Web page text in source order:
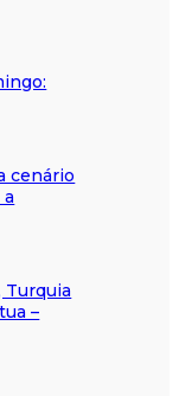
cenário
Turquia
–